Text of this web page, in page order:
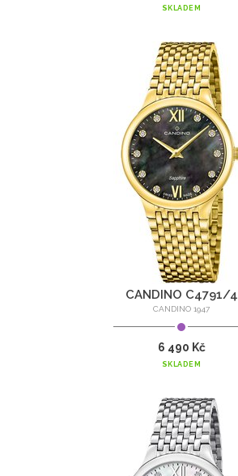
SKLADEM
CANDINO C4791/4
CANDINO 1947
6 490 Kč
SKLADEM